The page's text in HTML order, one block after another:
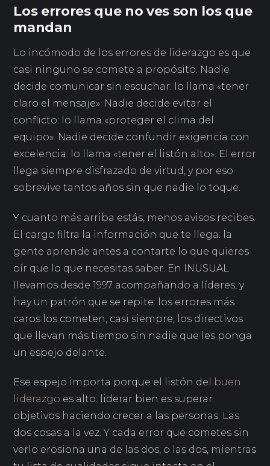
Los errores que no ves son los que
mandan
Lo incómodo de los errores de liderazgo es que
casi ninguno se comete a propósito. Nadie
decide comunicar sin escuchar: lo llama «tener
claro el mensaje». Nadie decide evitar el
conflicto: lo llama «proteger el clima del
equipo». Nadie decide confundir exigencia con
excelencia: lo llama «tener el listón alto». El error
llega siempre disfrazado de virtud, y por eso
sobrevive tantos años sin que nadie lo toque.
Y cuanto más arriba estás, menos avisos recibes.
El cargo filtra la información que te llega: la
gente aprende antes a contarte lo que quieres
oír que lo que necesitas saber. En INUSUAL
llevamos desde 1997 acompañando a líderes, y
hay un patrón que se repite: los errores más
caros los cometen, casi siempre, los directivos
que llevan más tiempo sin nadie que les ponga
un espejo delante.
Ese espejo importa porque el listón del buen
liderazgo es alto: liderar bien es superar
objetivos haciendo crecer a las personas. Las
dos cosas a la vez. Y cada error que cometes sin
verlo erosiona una de las dos, o las dos, mientras